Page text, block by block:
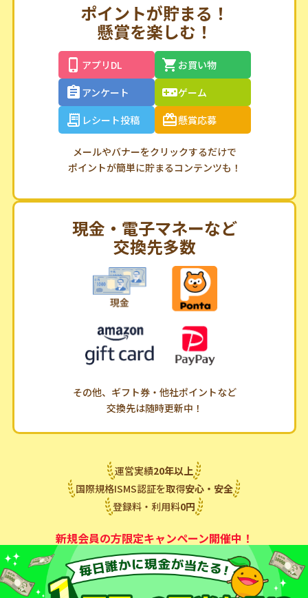
ポイントが貯まる！
懸賞を楽しむ！
アプリDL
お買い物
アンケート
ゲーム
レシート投稿
懸賞応募
メールやバナーをクリックするだけで
ポイントが簡単に貯まるコンテンツも！
現金・電子マネーなど
交換先多数
その他、ギフト券・他社ポイントなど
交換先は随時更新中！
運営実績20年以上
国際規格ISMS認証を取得安心・安全
登録料・利用料0円
新規会員の方限定キャンペーン開催中！